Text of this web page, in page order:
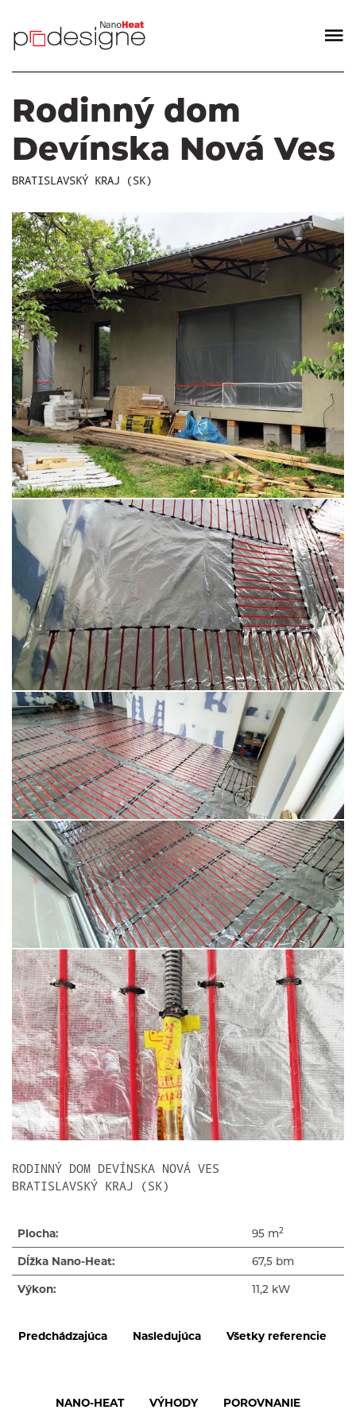
Rodinný dom
Devínska Nová Ves
BRATISLAVSKÝ KRAJ (SK)
RODINNÝ DOM DEVÍNSKA NOVÁ VES
BRATISLAVSKÝ KRAJ (SK)
Plocha: 95 m2
Dĺžka Nano-Heat: 67,5 bm
Výkon: 11,2 kW
Predchádzajúca Nasledujúca Všetky referencie
NANO-HEAT VÝHODY POROVNANIE